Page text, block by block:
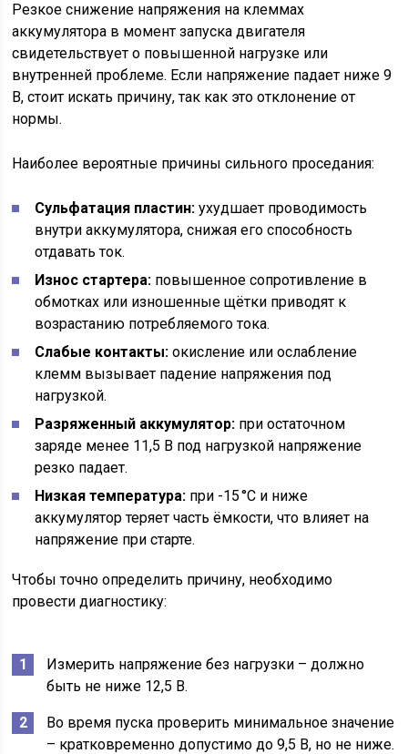
Резкое снижение напряжения на клеммах
аккумулятора в момент запуска двигателя
свидетельствует о повышенной нагрузке или
внутренней проблеме. Если напряжение падает ниже 9
В, стоит искать причину, так как это отклонение от
нормы.
Наиболее вероятные причины сильного проседания:
Сульфатация пластин: ухудшает проводимость
внутри аккумулятора, снижая его способность
отдавать ток.
Износ стартера: повышенное сопротивление в
обмотках или изношенные щётки приводят к
возрастанию потребляемого тока.
Слабые контакты: окисление или ослабление
клемм вызывает падение напряжения под
нагрузкой.
Разряженный аккумулятор: при остаточном
заряде менее 11,5 В под нагрузкой напряжение
резко падает.
Низкая температура: при -15 °C и ниже
аккумулятор теряет часть ёмкости, что влияет на
напряжение при старте.
Чтобы точно определить причину, необходимо
провести диагностику:
Измерить напряжение без нагрузки – должно
быть не ниже 12,5 В.
Во время пуска проверить минимальное значение
– кратковременно допустимо до 9,5 В, но не ниже.